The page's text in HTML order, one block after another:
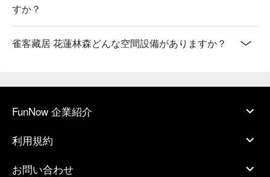
すか？
雀客藏居 花蓮林森どんな空間設備がありますか？
FunNow 企業紹介
利用規約
お問い合わせ